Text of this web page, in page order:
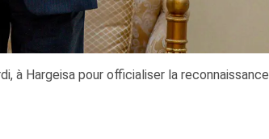
à Hargeisa pour officialiser la reconnaissance